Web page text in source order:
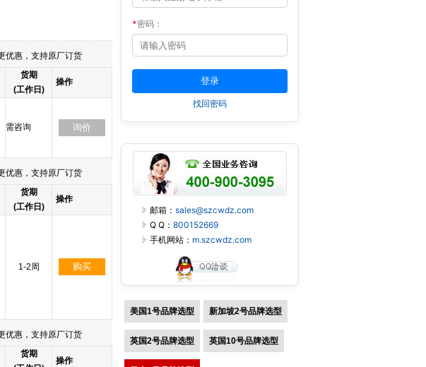
优惠，支持原厂订货
货期
(工作日)
操作
需咨询 询价
优惠，支持原厂订货
货期
(工作日)
操作
1-2周 购买
优惠，支持原厂订货
货期
操作
*密码：
找回密码
邮箱： sales@szcwdz.com
Q Q： 800152669
手机网站： m.szcwdz.com
美国1号品牌选型 新加坡2号品牌选型
英国2号品牌选型 英国10号品牌选型